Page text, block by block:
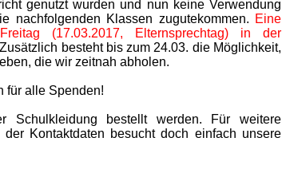
genutzt wurden und nun keine Verwendung
nachfolgenden Klassen zugutekommen. Eine
(17.03.2017, Elternsprechtag) in der
Zusätzlich besteht bis zum 24.03. die Möglichkeit,
die wir zeitnah abholen.
für alle Spenden!
Schulkleidung bestellt werden. Für weitere
Kontaktdaten besucht doch einfach unsere